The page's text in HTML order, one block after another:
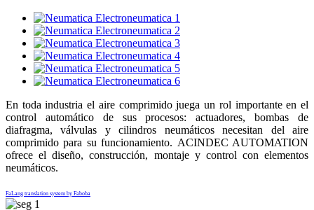
En toda industria el aire comprimido juega un rol importante en el
control automático de sus procesos: actuadores, bombas de
diafragma, válvulas y cilindros neumáticos necesitan del aire
comprimido para su funcionamiento. ACINDEC AUTOMATION
ofrece el diseño, construcción, montaje y control con elementos
neumáticos.
FaLang translation system by Faboba